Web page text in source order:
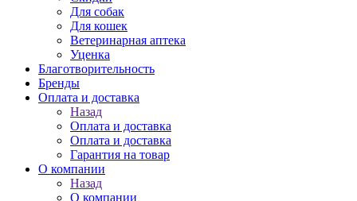
Для собак
Для кошек
Ветеринарная аптека
Уценка
Благотворительность
Бренды
Оплата и доставка
Назад
Оплата и доставка
Оплата и доставка
Гарантия на товар
О компании
Назад
О компании